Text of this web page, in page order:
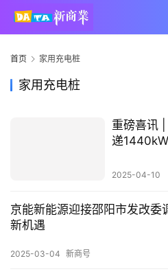
首页 家用充电桩
家用充电桩
重磅喜讯
递
2025-04-10
京能新能源迎接邵阳市发改委
新机遇
2025-03-04 新商号